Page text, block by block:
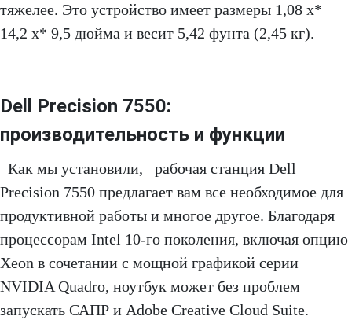
тяжелее. Это устройство имеет размеры 1,08 x*
14,2 x* 9,5 дюйма и весит 5,42 фунта (2,45 кг).
Dell Precision 7550:
производительность и функции
Как мы установили, рабочая станция Dell
Precision 7550 предлагает вам все необходимое для
продуктивной работы и многое другое. Благодаря
процессорам Intel 10-го поколения, включая опцию
Xeon в сочетании с мощной графикой серии
NVIDIA Quadro, ноутбук может без проблем
запускать САПР и Adobe Creative Cloud Suite.